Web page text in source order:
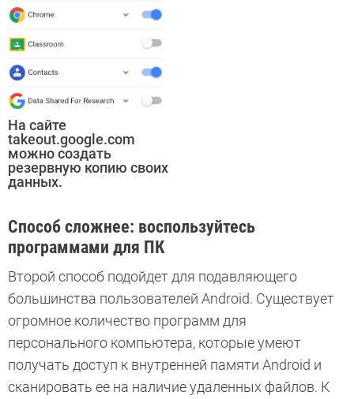
На сайте
takeout.google.com
можно создать
резервную копию своих
данных.
Способ сложнее: воспользуйтесь
программами для ПК
Второй способ подойдет для подавляющего
большинства пользователей Android. Существует
огромное количество программ для
персонального компьютера, которые умеют
получать доступ к внутренней памяти Android и
сканировать ее на наличие удаленных файлов. К